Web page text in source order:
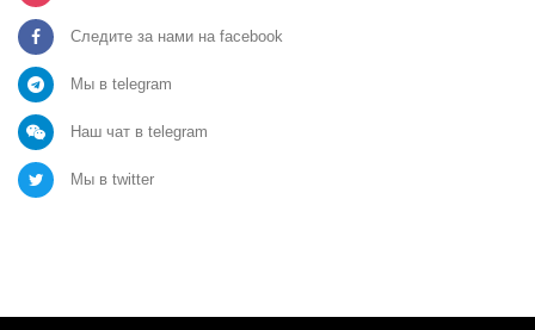
Следите за нами на facebook
Мы в telegram
Наш чат в telegram
Мы в twitter